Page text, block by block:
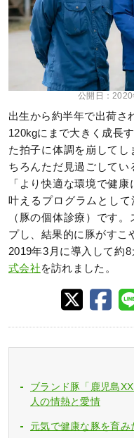
公開日：2020
出生から約半年で出荷さ
120kgにまで大きく成長
た拍子に体調を崩して
ちろんただ見過ごして
「より快適な環境で健
叶えるプログラムとし
（豚の個体診療）です
プし、結果的に豚がすこ
2019年3月に導入して約
式会社を訪れました。
ブランド豚「鹿児島
人の情熱と愛情
元気で健康な豚を育